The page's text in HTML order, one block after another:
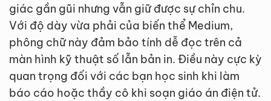
giác gần gũi nhưng vẫn giữ được sự chỉn chu.
Với độ dày vừa phải của biến thể Medium,
phông chữ này đảm bảo tính dễ đọc trên cả
màn hình kỹ thuật số lẫn bản in. Điều này cực kỳ
quan trọng đối với các bạn học sinh khi làm
báo cáo hoặc thầy cô khi soạn giáo án điện tử.